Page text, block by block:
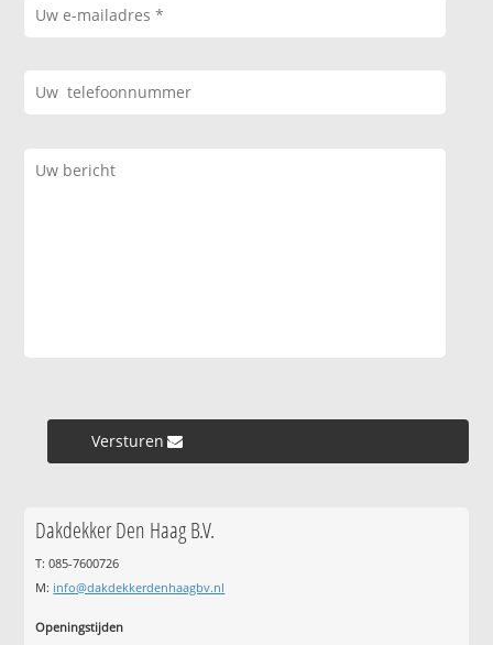
Versturen »
Dakdekker Den Haag B.V.
T: 085-7600726
M: info@dakdekkerdenhaagbv.nl
Openingstijden